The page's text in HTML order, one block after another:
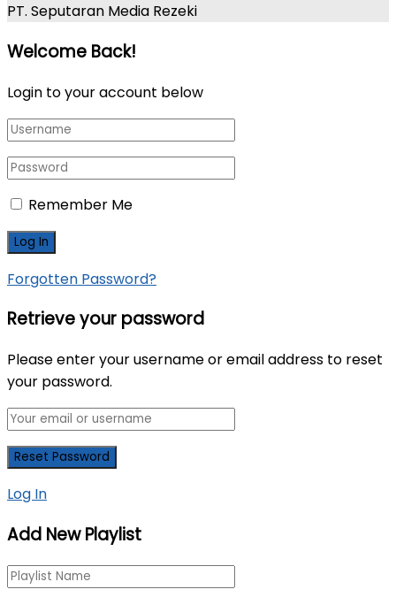
PT. Seputaran Media Rezeki
Welcome Back!
Login to your account below
Remember Me
Forgotten Password?
Retrieve your password
Please enter your username or email address to reset
your password.
Log In
Add New Playlist